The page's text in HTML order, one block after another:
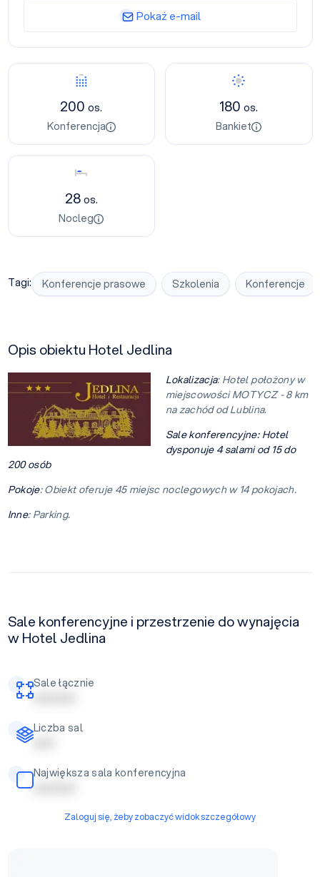
Konferencja
200os.
Konferencja
Bankiet
180os.
Bankiet
Nocleg
28os.
Nocleg
Tagi: Konferencje prasowe Szkolenia Konferencje
Opis obiektu Hotel Jedlina
Lokalizacja: Hotel położony w
miejscowości MOTYCZ - 8 km
na zachód od Lublina.
Sale konferencyjne: Hotel
dysponuje 4 salami od 15 do
200 osób
Pokoje: Obiekt oferuje 45 miejsc noclegowych w 14 pokojach.
Inne: Parking.
Sale konferencyjne i przestrzenie do wynajęcia
w Hotel Jedlina
Sale łącznie
| | | | | | | | | |
Liczba sal
| | | | |
Największa sala konferencyjna
| | | | | | | | | |
Zaloguj się, żeby zobaczyć widok szczegółowy
Pokaż e-mail